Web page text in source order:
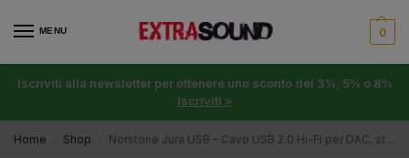
MENU 0
Iscriviti alla newsletter per ottenere uno sconto del 3%, 5% o 8%
Iscriviti >
Home Shop Norstone Jura USB – Cavo USB 2.0 Hi-Fi per DAC, streamer e musica liquida